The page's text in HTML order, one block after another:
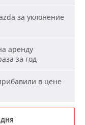
за уклонение
аренду
за год
в цене